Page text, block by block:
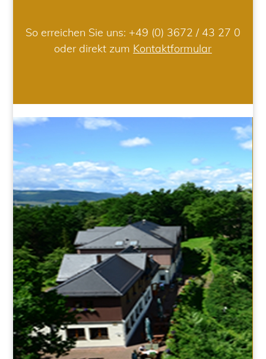
So erreichen Sie uns: +49 (0) 3672 / 43 27 0
oder direkt zum Kontaktformular
HOTEL